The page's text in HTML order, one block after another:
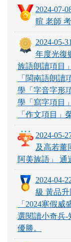
2024-07-
暄 老師
2024-05-
年度光復
族語朗讀項目
「閩南語朗讀
學「字音字形
學「寫字項目
「作文項目」
2024-05-
及高若薰
阿美族語」 通
2024-04-
級 黃品
「2024寒假
選閱讀小奇兵-
優勝。